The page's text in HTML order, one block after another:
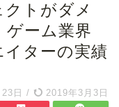
クトがダメ
ゲーム業界
ターの実績
日 / 2019年3月3日